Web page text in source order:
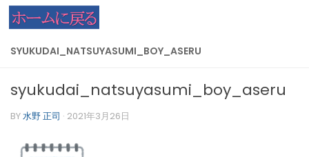
コンテンツへスキップ
SYUKUDAI_NATSUYASUMI_BOY_ASERU
syukudai_natsuyasumi_boy_aseru
BY水野 正司 · 2021年3月26日